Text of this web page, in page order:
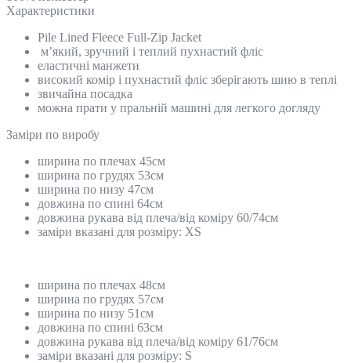
Характеристики
Pile Lined Fleece Full-Zip Jacket
м’який, зручний і теплий пухнастий фліс
еластичні манжети
високий комір і пухнастий фліс зберігають шию в теплі
звичайна посадка
можна прати у пральній машині для легкого догляду
Замiри по виробу
ширина по плечах 45см
ширина по грудях 53см
ширина по низу 47см
довжина по спині 64см
довжина рукава від плеча/від коміру 60/74см
заміри вказані для розміру: XS
ширина по плечах 48см
ширина по грудях 57см
ширина по низу 51см
довжина по спині 63см
довжина рукава від плеча/від коміру 61/76см
заміри вказані для розміру: S